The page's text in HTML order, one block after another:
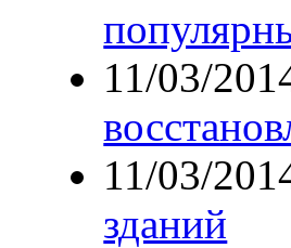
11/03/
11/03/
зданий